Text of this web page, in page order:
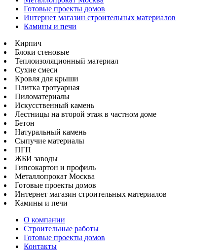
Готовые проекты домов
Интернет магазин строительных материалов
Камины и печи
Кирпич
Блоки стеновые
Теплоизоляционный материал
Сухие смеси
Кровля для крыши
Плитка тротуарная
Пиломатериалы
Искусственный камень
Лестницы на второй этаж в частном доме
Бетон
Натуральный камень
Сыпучие материалы
ПГП
ЖБИ заводы
Гипсокартон и профиль
Металлопрокат Москва
Готовые проекты домов
Интернет магазин строительных материалов
Камины и печи
О компании
Строительные работы
Готовые проекты домов
Контакты